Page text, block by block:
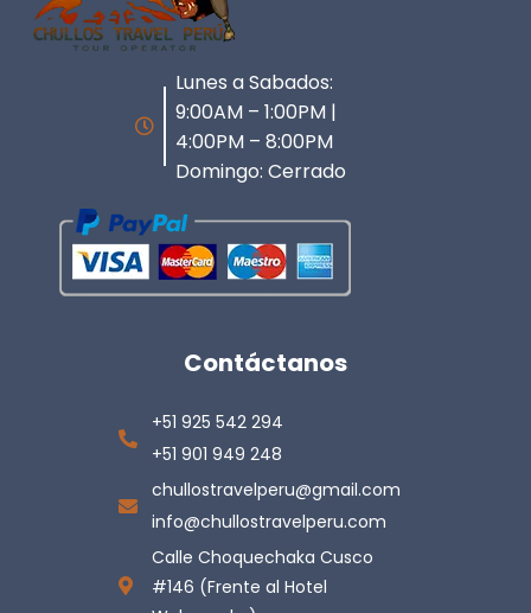
Lunes a Sabados:
9:00AM – 1:00PM |
4:00PM – 8:00PM
Domingo: Cerrado
Contáctanos
+51 925 542 294
+51 901 949 248
chullostravelperu@gmail.com
info@chullostravelperu.com
Calle Choquechaka Cusco
#146 (Frente al Hotel